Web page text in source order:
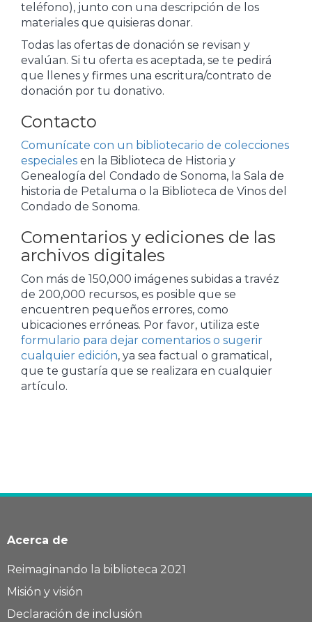
teléfono), junto con una descripción de los
materiales que quisieras donar.
Todas las ofertas de donación se revisan y
evalúan. Si tu oferta es aceptada, se te pedirá
que llenes y firmes una escritura/contrato de
donación por tu donativo.
Contacto
Comunícate con un bibliotecario de colecciones
especiales en la Biblioteca de Historia y
Genealogía del Condado de Sonoma, la Sala de
historia de Petaluma o la Biblioteca de Vinos del
Condado de Sonoma.
Comentarios y ediciones de las
archivos digitales
Con más de 150,000 imágenes subidas a travéz
de 200,000 recursos, es posible que se
encuentren pequeños errores, como
ubicaciones erróneas. Por favor, utiliza este
formulario para dejar comentarios o sugerir
cualquier edición, ya sea factual o gramatical,
que te gustaría que se realizara en cualquier
artículo.
Acerca de
Reimaginando la biblioteca 2021
Misión y visión
Declaración de inclusión